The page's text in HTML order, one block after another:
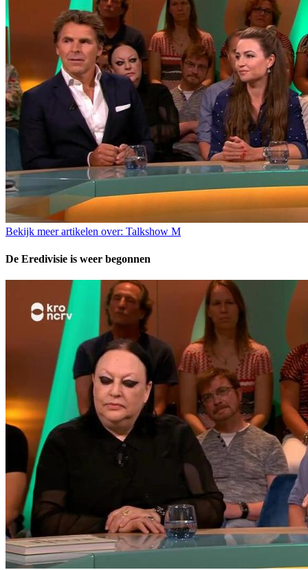
Bekijk meer artikelen over: Talkshow M
De Eredivisie is weer begonnen